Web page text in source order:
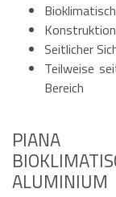
Seitlicher
Teilweise
Bereich
PIANA
LUMINIUM